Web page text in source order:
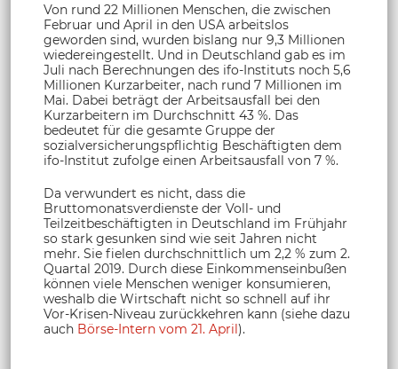
Von rund 22 Millionen Menschen, die zwischen
Februar und April in den USA arbeitslos
geworden sind, wurden bislang nur 9,3 Millionen
wiedereingestellt. Und in Deutschland gab es im
Juli nach Berechnungen des ifo-Instituts noch 5,6
Millionen Kurzarbeiter, nach rund 7 Millionen im
Mai. Dabei beträgt der Arbeitsausfall bei den
Kurzarbeitern im Durchschnitt 43 %. Das
bedeutet für die gesamte Gruppe der
sozialversicherungspflichtig Beschäftigten dem
ifo-Institut zufolge einen Arbeitsausfall von 7 %.
Da verwundert es nicht, dass die
Bruttomonatsverdienste der Voll- und
Teilzeitbeschäftigten in Deutschland im Frühjahr
so stark gesunken sind wie seit Jahren nicht
mehr. Sie fielen durchschnittlich um 2,2 % zum 2.
Quartal 2019. Durch diese Einkommenseinbußen
können viele Menschen weniger konsumieren,
weshalb die Wirtschaft nicht so schnell auf ihr
Vor-Krisen-Niveau zurückkehren kann (siehe dazu
auch Börse-Intern vom 21. April).